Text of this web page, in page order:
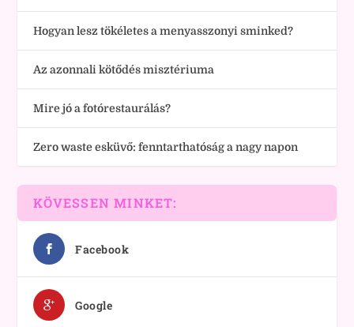
Hogyan lesz tökéletes a menyasszonyi sminked?
Az azonnali kötődés misztériuma
Mire jó a fotórestaurálás?
Zero waste esküvő: fenntarthatóság a nagy napon
KÖVESSEN MINKET:
Facebook
Google